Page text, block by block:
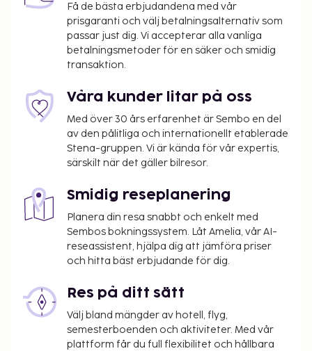
Få de bästa erbjudandena med vår
prisgaranti och välj betalningsalternativ som
passar just dig. Vi accepterar alla vanliga
betalningsmetoder för en säker och smidig
transaktion.
Våra kunder litar på oss
Med över 30 års erfarenhet är Sembo en del
av den pålitliga och internationellt etablerade
Stena-gruppen. Vi är kända för vår expertis,
särskilt när det gäller bilresor.
Smidig reseplanering
Planera din resa snabbt och enkelt med
Sembos bokningssystem. Låt Amelia, vår AI-
reseassistent, hjälpa dig att jämföra priser
och hitta bäst erbjudande för dig.
Res på ditt sätt
Välj bland mängder av hotell, flyg,
semesterboenden och aktiviteter. Med vår
plattform får du full flexibilitet och hållbara